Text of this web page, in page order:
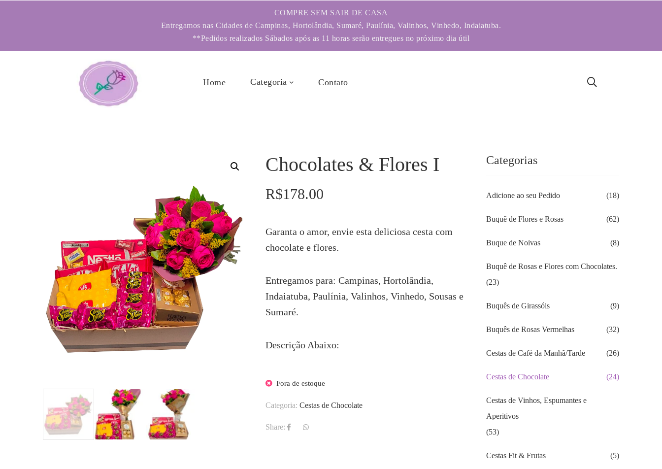
COMPRE SEM SAIR DE CASA
Entregamos nas Cidades de Campinas, Hortolândia, Sumaré, Paulínia, Valinhos, Vinhedo, Indaiatuba.
**Pedidos realizados Sábados após as 11 horas serão entregues no próximo dia útil
Home Categoria Contato
Chocolates & Flores I
R$178.00
Garanta o amor, envie esta deliciosa cesta com
chocolate e flores.
Entregamos para: Campinas, Hortolândia,
Indaiatuba, Paulínia, Valinhos, Vinhedo, Sousas e
Sumaré.
Descrição Abaixo:
Fora de estoque
Categoria:Cestas de Chocolate
Share:
Categorias
Adicione ao seu Pedido (18)
Buquê de Flores e Rosas (62)
Buque de Noivas (8)
Buquê de Rosas e Flores com Chocolates.
(23)
Buquês de Girassóis (9)
Buquês de Rosas Vermelhas (32)
Cestas de Café da Manhã/Tarde (26)
Cestas de Chocolate (24)
Cestas de Vinhos, Espumantes e
Aperitivos
(53)
Cestas Fit & Frutas (5)